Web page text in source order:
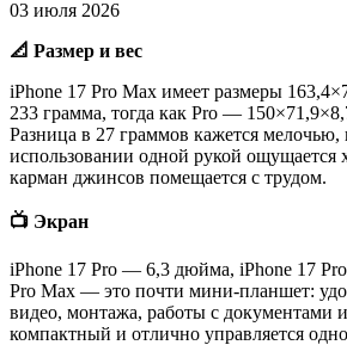
03 июля 2026
📐 Размер и вес
iPhone 17 Pro Max имеет размеры
233 грамма, тогда как Pro —
Разница в 27 граммов кажется
использовании одной рукой ощущается
карман джинсов помещается с трудом.
📺 Экран
iPhone 17 Pro — 6,3 дюйма, iPhone 17
Pro Max — это почти мини-планшет:
видео, монтажа, работы с документами
компактный и отлично управляется